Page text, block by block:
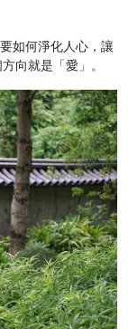
如何淨化人心，讓
向就是「愛」。